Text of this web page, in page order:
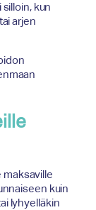
kun
arjen
maksaville
kuin
lyhyelläkin